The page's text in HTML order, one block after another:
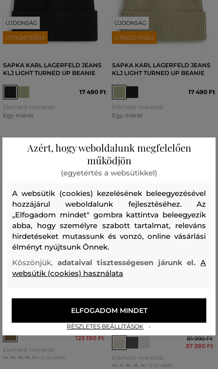
ÚJDONSÁG
UTOLSÓ ESÉLY
SAPKA KARL LAGERFELD JEANS
KLJ LIGHT TURNED UP BEANIE
17 490 Ft
Elérhető méretek:
Egy méret
ÚJDONSÁG
UTOLSÓ ESÉLY
SAPKA KARL LAGERFELD JEANS
KLJ LIGHT TURNED UP BEANIE
17 490 Ft
Elérhető méretek:
Egy méret
DZSEKI DIESEL J-STITCH JACKET
175 990 Ft
123 190 Ft
Elérhető méretek:
44, 46, 48, 50, 52 +2 további
TAME D-UP SNEAKERS
81 990 Ft
57 390 Ft
Elérhető méretek:
40, 41, 42, 43, 44 +2 további
Azért, hogy weboldalunk megfelelően
működjön
(egyetértés a websütikkel)
A websütik (cookies) kezelésének beleegyezésével
hozzájárul weboldalunk fejlesztéséhez. Az
„Elfogadom mindet" gombra kattintva beleegyezik
abba, hogy személyre szabott tartalmat, releváns
hirdetéseket mutassunk és vonzó, online vásárlási
élményt nyújtsunk Önnek.
Köszönjük, adataival tisztességesen járunk el.A
websütik (cookies) használata
RÉSZLETES BEÁLLÍTÁSOK
ELFOGADOM MINDET